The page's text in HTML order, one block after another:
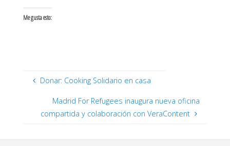
Me gusta esto:
Donar: Cooking Solidario en casa
Madrid For Refugees inaugura nueva oficina
compartida y colaboración con VeraContent